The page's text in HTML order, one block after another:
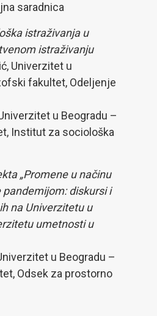
saradnica
istraživanja u
istraživanju
Univerzitet u
fakultet, Odeljenje
u Beogradu –
Institut za sociološka
„Promene u načinu
diskursi i
na Univerzitetu u
umetnosti u
u Beogradu –
Odsek za prostorno